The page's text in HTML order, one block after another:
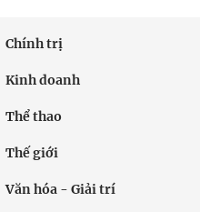
Chính trị
Kinh doanh
Thể thao
Thế giới
Văn hóa - Giải trí